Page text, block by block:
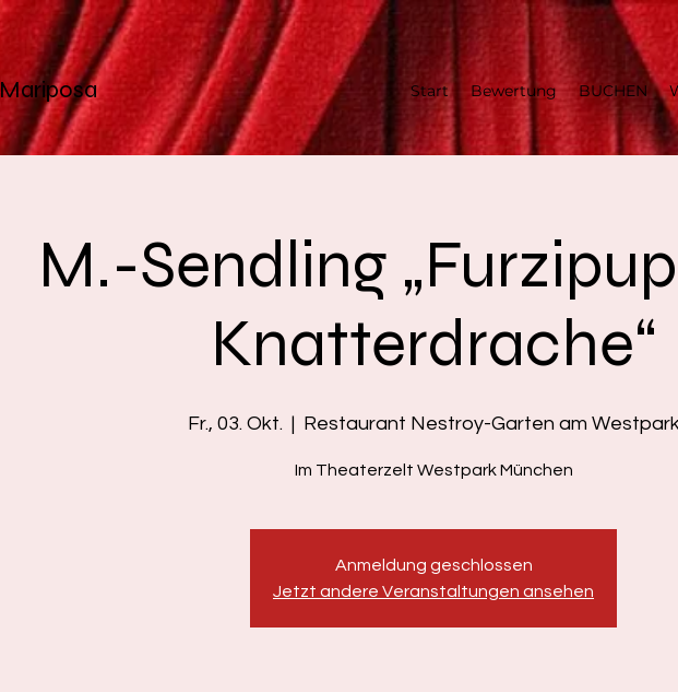
Mariposa Start Bewertung BUCHEN
M.-Sendling
Knatterdrache“
Fr., 03. Okt.
  |
Restaurant Nestroy-Garten am
Im Theaterzelt Westpark München
Anmeldung geschlossen
Jetzt andere Veranstaltungen ansehen